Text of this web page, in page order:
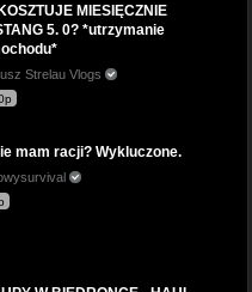
MIESIĘCZNIE
5. 0? *utrzymanie
Strelau Vlogs
mam racji? Wykluczone.